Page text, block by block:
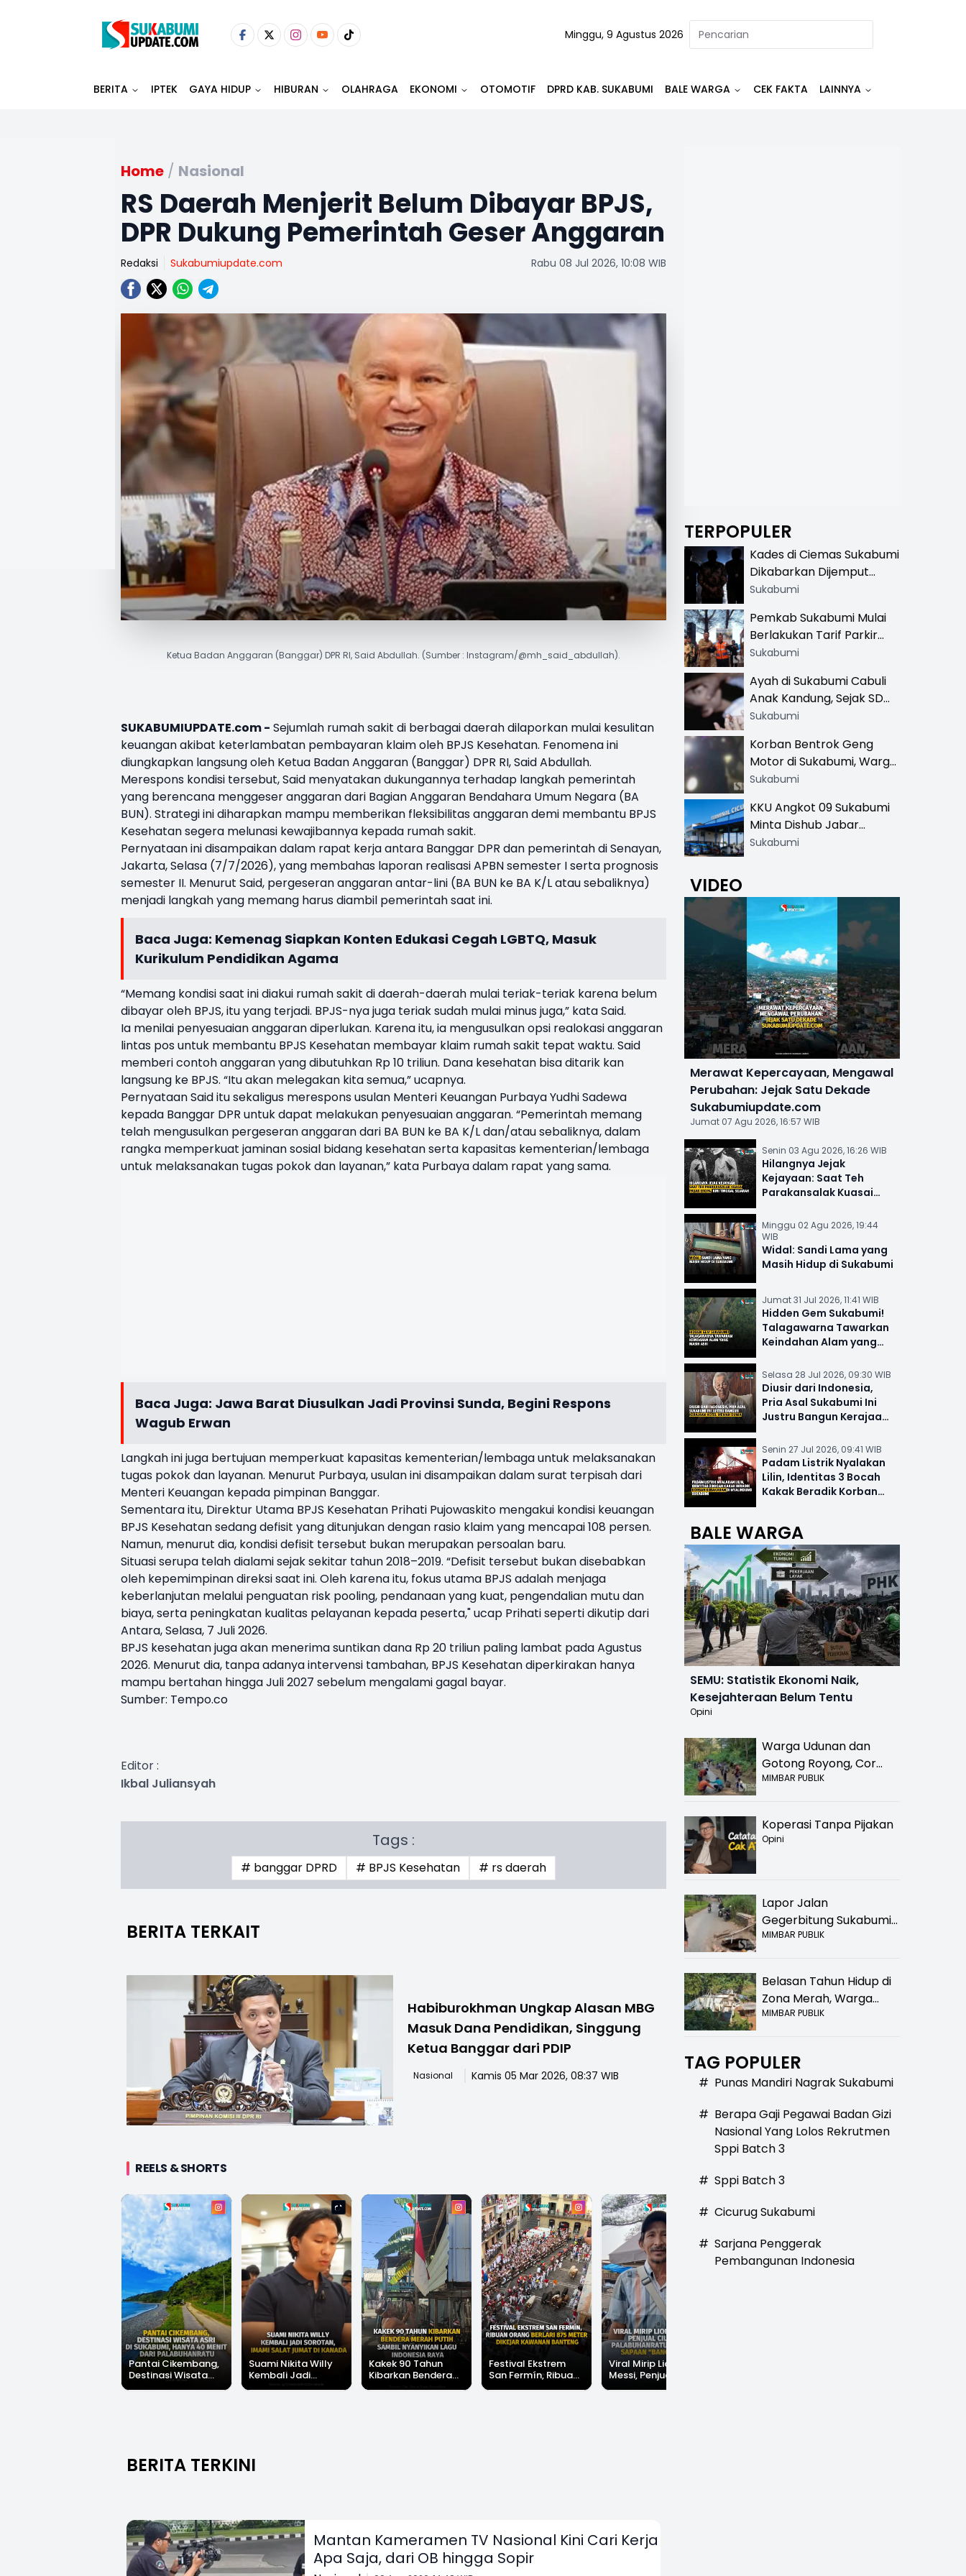
Minggu, 9 Agustus 2026
BERITA IPTEK GAYA HIDUP HIBURAN OLAHRAGA EKONOMI OTOMOTIF DPRD KAB. SUKABUMI BALE WARGA CEK FAKTA LAINNYA
Home / Nasional
RS Daerah Menjerit Belum Dibayar BPJS,
DPR Dukung Pemerintah Geser Anggaran
Redaksi Sukabumiupdate.com Rabu 08 Jul 2026, 10:08 WIB
Ketua Badan Anggaran (Banggar) DPR RI, Said Abdullah. (Sumber : Instagram/@mh_said_abdullah).
SUKABUMIUPDATE.com - Sejumlah rumah sakit di berbagai daerah dilaporkan mulai kesulitan
keuangan akibat keterlambatan pembayaran klaim oleh BPJS Kesehatan. Fenomena ini
diungkapkan langsung oleh Ketua Badan Anggaran (Banggar) DPR RI, Said Abdullah.
Merespons kondisi tersebut, Said menyatakan dukungannya terhadap langkah pemerintah
yang berencana menggeser anggaran dari Bagian Anggaran Bendahara Umum Negara (BA
BUN). Strategi ini diharapkan mampu memberikan fleksibilitas anggaran demi membantu BPJS
Kesehatan segera melunasi kewajibannya kepada rumah sakit.
Pernyataan ini disampaikan dalam rapat kerja antara Banggar DPR dan pemerintah di Senayan,
Jakarta, Selasa (7/7/2026), yang membahas laporan realisasi APBN semester I serta prognosis
semester II. Menurut Said, pergeseran anggaran antar-lini (BA BUN ke BA K/L atau sebaliknya)
menjadi langkah yang memang harus diambil pemerintah saat ini.
Baca Juga: Kemenag Siapkan Konten Edukasi Cegah LGBTQ, Masuk
Kurikulum Pendidikan Agama
“Memang kondisi saat ini diakui rumah sakit di daerah-daerah mulai teriak-teriak karena belum
dibayar oleh BPJS, itu yang terjadi. BPJS-nya juga teriak sudah mulai minus juga,” kata Said.
Ia menilai penyesuaian anggaran diperlukan. Karena itu, ia mengusulkan opsi realokasi anggaran
lintas pos untuk membantu BPJS Kesehatan membayar klaim rumah sakit tepat waktu. Said
memberi contoh anggaran yang dibutuhkan Rp 10 triliun. Dana kesehatan bisa ditarik kan
langsung ke BPJS. “Itu akan melegakan kita semua,” ucapnya.
Pernyataan Said itu sekaligus merespons usulan Menteri Keuangan Purbaya Yudhi Sadewa
kepada Banggar DPR untuk dapat melakukan penyesuaian anggaran. “Pemerintah memang
telah mengusulkan pergeseran anggaran dari BA BUN ke BA K/L dan/atau sebaliknya, dalam
rangka memperkuat jaminan sosial bidang kesehatan serta kapasitas kementerian/lembaga
untuk melaksanakan tugas pokok dan layanan,” kata Purbaya dalam rapat yang sama.
Baca Juga: Jawa Barat Diusulkan Jadi Provinsi Sunda, Begini Respons
Wagub Erwan
Langkah ini juga bertujuan memperkuat kapasitas kementerian/lembaga untuk melaksanakan
tugas pokok dan layanan. Menurut Purbaya, usulan ini disampaikan dalam surat terpisah dari
Menteri Keuangan kepada pimpinan Banggar.
Sementara itu, Direktur Utama BPJS Kesehatan Prihati Pujowaskito mengakui kondisi keuangan
BPJS Kesehatan sedang defisit yang ditunjukan dengan rasio klaim yang mencapai 108 persen.
Namun, menurut dia, kondisi defisit tersebut bukan merupakan persoalan baru.
Situasi serupa telah dialami sejak sekitar tahun 2018–2019. “Defisit tersebut bukan disebabkan
oleh kepemimpinan direksi saat ini. Oleh karena itu, fokus utama BPJS adalah menjaga
keberlanjutan melalui penguatan risk pooling, pendanaan yang kuat, pengendalian mutu dan
biaya, serta peningkatan kualitas pelayanan kepada peserta," ucap Prihati seperti dikutip dari
Antara, Selasa, 7 Juli 2026.
BPJS kesehatan juga akan menerima suntikan dana Rp 20 triliun paling lambat pada Agustus
2026. Menurut dia, tanpa adanya intervensi tambahan, BPJS Kesehatan diperkirakan hanya
mampu bertahan hingga Juli 2027 sebelum mengalami gagal bayar.
Sumber: Tempo.co
Editor :
Ikbal Juliansyah
Tags :
# banggar DPRD # BPJS Kesehatan # rs daerah
BERITA TERKAIT
Habiburokhman Ungkap Alasan MBG
Masuk Dana Pendidikan, Singgung
Ketua Banggar dari PDIP
Nasional Kamis 05 Mar 2026, 08:37 WIB
REELS & SHORTS
Pantai Cikembang,
Destinasi Wisata
Asri Di Sukabumi,
Suami Nikita Willy
Kembali Jadi
Sorotan, Imami
Kakek 90 Tahun
Kibarkan Bendera
Merah Putih Sambil
Festival Ekstrem
San Fermín, Ribuan
Orang Berlari 875
Viral Mirip Lionel
Messi, Penjual Cilok
di Palabuhanratu Ini
BERITA TERKINI
Mantan Kameramen TV Nasional Kini Cari Kerja
Apa Saja, dari OB hingga Sopir
TERPOPULER
Kades di Ciemas Sukabumi
Dikabarkan Dijemput
Satnarkoba, Polisi
Sukabumi
Pemkab Sukabumi Mulai
Berlakukan Tarif Parkir
Resmi di 13 Lokasi Wisata,
Khusus
Sukabumi
Ayah di Sukabumi Cabuli
Anak Kandung, Sejak SD
Hingga SMA
Sukabumi
Korban Bentrok Geng
Motor di Sukabumi, Warga
dan Sopir Tangki
Sukabumi
KKU Angkot 09 Sukabumi
Minta Dishub Jabar
Tertibkan Trayek Ciawi-
Sukabumi
VIDEO
Merawat Kepercayaan, Mengawal
Perubahan: Jejak Satu Dekade
Sukabumiupdate.com
Jumat 07 Agu 2026, 16:57 WIB
Senin 03 Agu 2026, 16:26 WIB
Hilangnya Jejak
Kejayaan: Saat Teh
Parakansalak Kuasai
Sejarah
Minggu 02 Agu 2026, 19:44
WIB
Widal: Sandi Lama yang
Masih Hidup di Sukabumi
Jumat 31 Jul 2026, 11:41 WIB
Hidden Gem Sukabumi!
Talagawarna Tawarkan
Keindahan Alam yang
Selasa 28 Jul 2026, 09:30 WIB
Diusir dari Indonesia,
Pria Asal Sukabumi Ini
Justru Bangun Kerajaan
Senin 27 Jul 2026, 09:41 WIB
Padam Listrik Nyalakan
Lilin, Identitas 3 Bocah
Kakak Beradik Korban
BALE WARGA
SEMU: Statistik Ekonomi Naik,
Kesejahteraan Belum Tentu
Opini
Warga Udunan dan
Gotong Royong, Cor
Jalan Hancur di
MIMBAR PUBLIK
Koperasi Tanpa Pijakan
Opini
Lapor Jalan
Gegerbitung Sukabumi
Bolong! Bahaya Bagi
MIMBAR PUBLIK
Belasan Tahun Hidup di
Zona Merah, Warga
Kampung Nangewer
Relokasi
MIMBAR PUBLIK
TAG POPULER
# Punas Mandiri Nagrak Sukabumi
# Berapa Gaji Pegawai Badan Gizi
Nasional Yang Lolos Rekrutmen
Sppi Batch 3
# Sppi Batch 3
# Cicurug Sukabumi
# Sarjana Penggerak
Pembangunan Indonesia